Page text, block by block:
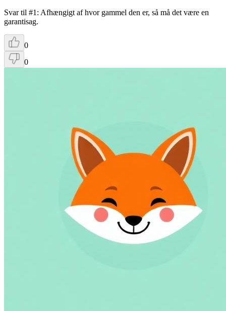
Svar til #1: Afhængigt af hvor gammel den er, så må det være en
garantisag.
0
0